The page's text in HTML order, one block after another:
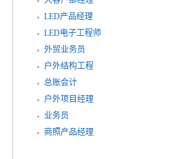
LED产品经理
LED电子工程师
外贸业务员
户外结构工程
总账会计
户外项目经理
业务员
商照产品经理